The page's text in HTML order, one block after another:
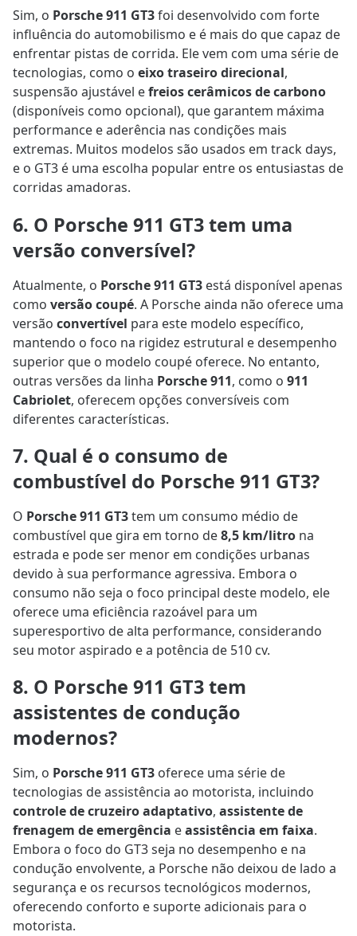
Sim, o Porsche 911 GT3foi desenvolvido com forte
influência do automobilismo e é mais do que capaz de
enfrentar pistas de corrida. Ele vem com uma série de
tecnologias, como o eixo traseiro direcional,
suspensão ajustável efreios cerâmicos de carbono
(disponíveis como opcional), que garantem máxima
performance e aderência nas condições mais
extremas. Muitos modelos são usados em track days,
e o GT3 é uma escolha popular entre os entusiastas de
corridas amadoras.
6. O Porsche 911 GT3 tem uma
versão conversível?
Atualmente, o Porsche 911 GT3 está disponível apenas
como versão coupé. A Porsche ainda não oferece uma
versão convertível para este modelo específico,
mantendo o foco na rigidez estrutural e desempenho
superior que o modelo coupé oferece. No entanto,
outras versões da linha Porsche 911, como o 911
Cabriolet, oferecem opções conversíveis com
diferentes características.
7. Qual é o consumo de
combustível do Porsche 911 GT3?
O Porsche 911 GT3tem um consumo médio de
combustível que gira em torno de8,5 km/litro na
estrada e pode ser menor em condições urbanas
devido à sua performance agressiva. Embora o
consumo não seja o foco principal deste modelo, ele
oferece uma eficiência razoável para um
superesportivo de alta performance, considerando
seu motor aspirado e a potência de 510 cv.
8. O Porsche 911 GT3 tem
assistentes de condução
modernos?
Sim, o Porsche 911 GT3 oferece uma série de
tecnologias de assistência ao motorista, incluindo
controle de cruzeiro adaptativo, assistente de
frenagem de emergência eassistência em faixa.
Embora o foco do GT3 seja no desempenho e na
condução envolvente, a Porsche não deixou de lado a
segurança e os recursos tecnológicos modernos,
oferecendo conforto e suporte adicionais para o
motorista.